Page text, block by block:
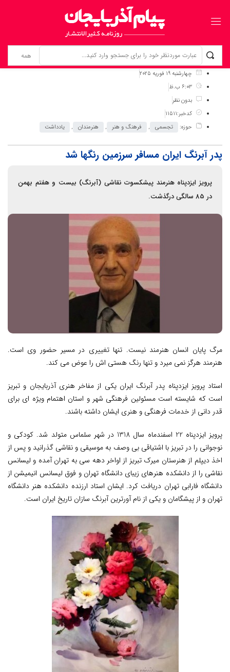
برگ نخست نوشته‌ها
پدر آبرنگ ایران مسافر سرزمین رنگها شد
چهارشنبه 19 فوریه 2025
6:03 ب.ظ
بدون نظر
کدخبر:11511
حوزه:
تجسمی , فرهنگ و هنر , هنرمندان , یادداشت
پدر آبرنگ ایران مسافر سرزمین رنگها شد
پرویز ایزدپناه هنرمند پیشکسوت نقاشی (آبرنگ) بیست و هفتم بهمن
در 85 سالگی درگذشت.
مرگ پایان انسان هنرمند نیست. تنها تغییری در مسیر حضور وی است.
هنرمند هرگز نمی میرد و تنها رنگ هستی اش را عوض می کند.
استاد پرویز ایزدپناه پدر آبرنگ ایران یکی از مفاخر هنری آذربایجان و تبریز
است که شایسته است مسئولین فرهنگی شهر و استان اهتمام ویژه ای برای
قدر دانی از خدمات فرهنگی و هنری ایشان داشته باشند.
پرویز ایزدپناه 22 اسفندماه سال 1318 در شهر سلماس متولد شد. کودکی و
نوجوانی را در تبریز با اشتیاقی بی وصف به موسیقی و نقاشی گذرانید و پس از
اخذ دیپلم از هنرستان میرک تبریز از اواخر دهه سی به تهران آمده و لیسانس
نقاشی را از دانشکده هنرهای زیبای دانشگاه تهران و فوق لیسانس انیمیشن از
دانشگاه فارابی تهران دریافت کرد. ایشان استاد ارزنده دانشکده هنر دانشگاه
تهران و از پیشگامان و یکی از نام آورترین آبرنگ سازان تاریخ ایران است.